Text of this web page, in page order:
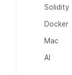
Solidity
Docker
Mac
AI